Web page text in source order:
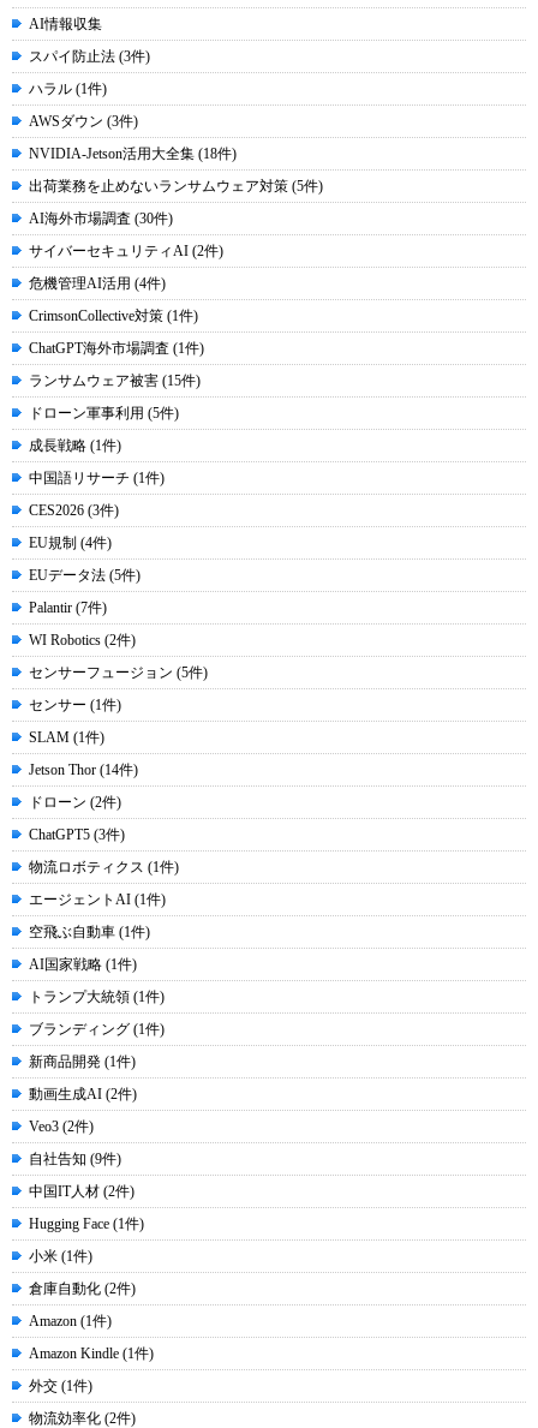
AI情報収集
スパイ防止法 (3件)
ハラル (1件)
AWSダウン (3件)
NVIDIA-Jetson活用大全集 (18件)
出荷業務を止めないランサムウェア対策 (5件)
AI海外市場調査 (30件)
サイバーセキュリティAI (2件)
危機管理AI活用 (4件)
CrimsonCollective対策 (1件)
ChatGPT海外市場調査 (1件)
ランサムウェア被害 (15件)
ドローン軍事利用 (5件)
成長戦略 (1件)
中国語リサーチ (1件)
CES2026 (3件)
EU規制 (4件)
EUデータ法 (5件)
Palantir (7件)
WI Robotics (2件)
センサーフュージョン (5件)
センサー (1件)
SLAM (1件)
Jetson Thor (14件)
ドローン (2件)
ChatGPT5 (3件)
物流ロボティクス (1件)
エージェントAI (1件)
空飛ぶ自動車 (1件)
AI国家戦略 (1件)
トランプ大統領 (1件)
ブランディング (1件)
新商品開発 (1件)
動画生成AI (2件)
Veo3 (2件)
自社告知 (9件)
中国IT人材 (2件)
Hugging Face (1件)
小米 (1件)
倉庫自動化 (2件)
Amazon (1件)
Amazon Kindle (1件)
外交 (1件)
物流効率化 (2件)